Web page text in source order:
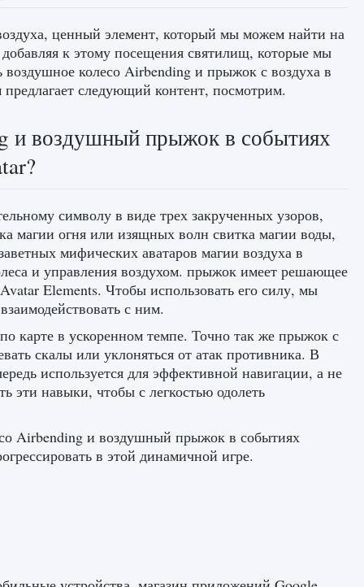
ценный элемент, который мы можем найти на
к этому посещения святилищ, которые мы
колесо Airbending и прыжок с воздуха в
следующий контент, посмотрим.
и воздушный прыжок в событиях
символу в виде трех закрученных узоров,
магии огня или изящных волн свитка магии воды,
мифических аватаров магии воздуха в
и управления воздухом. прыжок имеет решающее
Elements. Чтобы использовать его силу, мы
с ним.
карте в ускоренном темпе. Точно так же прыжок с
скалы или уклоняться от атак противника. В
используется для эффективной навигации, а не
эти навыки, чтобы с легкостью одолеть
Airbending и воздушный прыжок в событиях
в этой динамичной игре.